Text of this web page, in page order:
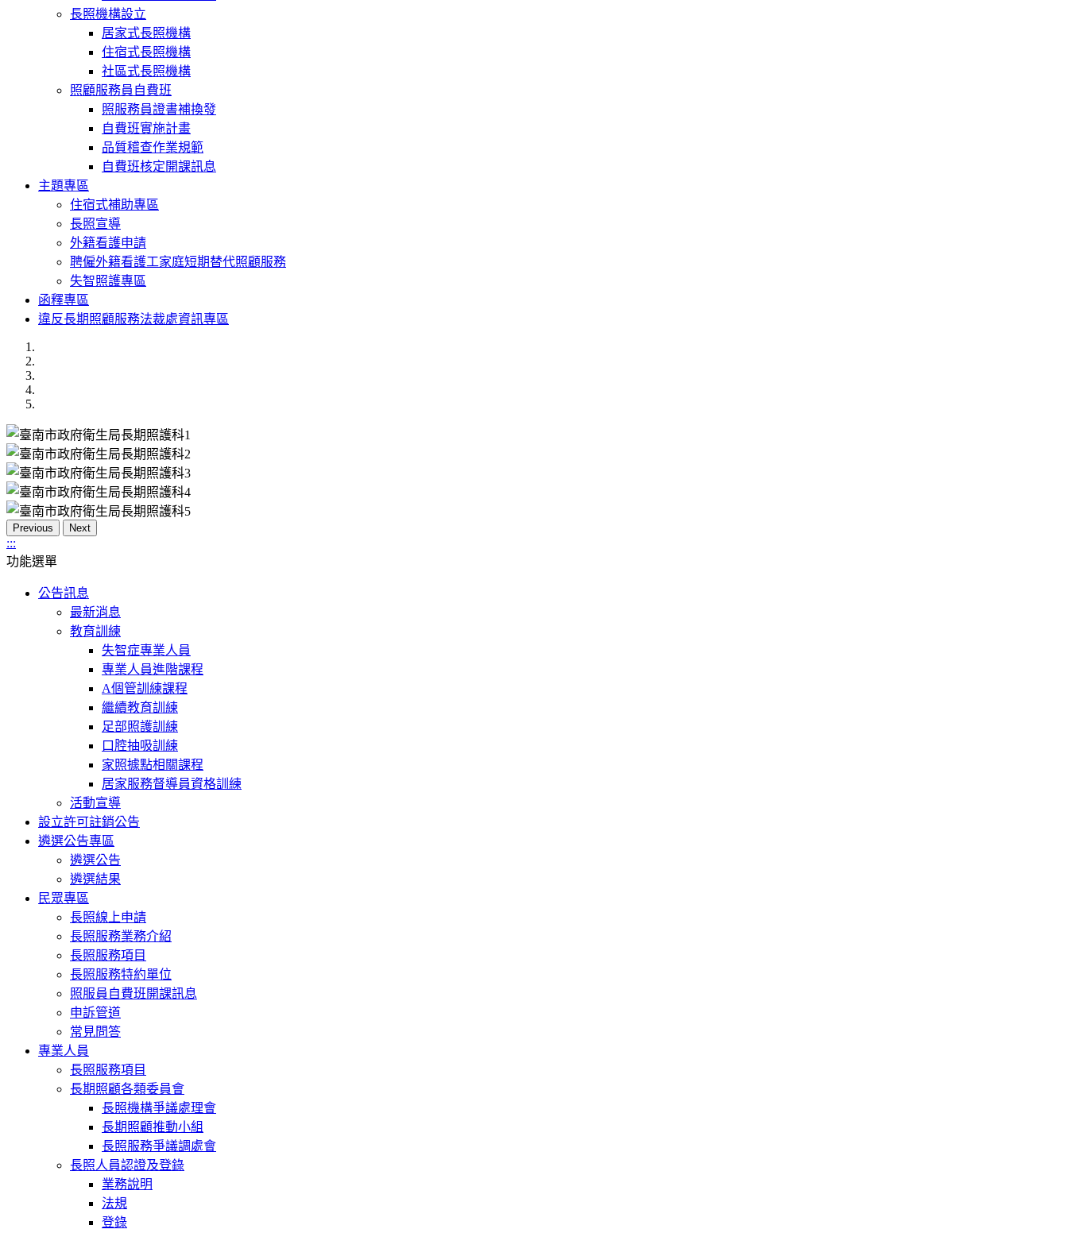
長照機構設立
居家式長照機構
住宿式長照機構
社區式長照機構
照顧服務員自費班
照服務員證書補換發
自費班實施計畫
品質稽查作業規範
自費班核定開課訊息
主題專區
住宿式補助專區
長照宣導
外籍看護申請
聘僱外籍看護工家庭短期替代照顧服務
失智照護專區
函釋專區
違反長期照顧服務法裁處資訊專區
Previous Next
:::
功能選單
公告訊息
最新消息
教育訓練
失智症專業人員
專業人員進階課程
A個管訓練課程
繼續教育訓練
足部照護訓練
口腔抽吸訓練
家照據點相關課程
居家服務督導員資格訓練
活動宣導
設立許可註銷公告
遴選公告專區
遴選公告
遴選結果
民眾專區
長照線上申請
長照服務業務介紹
長照服務項目
長照服務特約單位
照服員自費班開課訊息
申訴管道
常見問答
專業人員
長照服務項目
長期照顧各類委員會
長照機構爭議處理會
長期照顧推動小組
長照服務爭議調處會
長照人員認證及登錄
業務說明
法規
登錄